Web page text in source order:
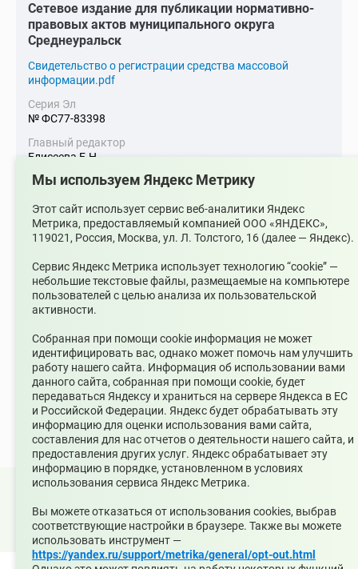
Cетевое издание для публикации нормативно-
правовых актов муниципального округа
Среднеуральск
Cвидетельство о регистрации средства массовой
информации.pdf
Серия Эл
№ ФС77-83398
Главный редактор
Елисеева Е.Н.
Адрес электронной почты
Номер телефона редакции
+7(34368)7-56-27
Муниципальное казенное учреждение «Управление по
связям с общественностью муниципального округа
Среднеуральск»
Федеральной службой по надзору в сфере связи,
информационных технологий и массовых коммуникаций
(Роскомнадзор) 10 июня 2022 г.
Возрастной ценз
12+
Мы используем Яндекс Метрику
Этот сайт использует сервис веб-аналитики Яндекс
Метрика, предоставляемый компанией ООО «ЯНДЕКС»,
119021, Россия, Москва, ул. Л. Толстого, 16 (далее — Яндекс).
Сервис Яндекс Метрика использует технологию “cookie” —
небольшие текстовые файлы, размещаемые на компьютере
пользователей с целью анализа их пользовательской
активности.
Собранная при помощи cookie информация не может
идентифицировать вас, однако может помочь нам улучшить
работу нашего сайта. Информация об использовании вами
данного сайта, собранная при помощи cookie, будет
передаваться Яндексу и храниться на сервере Яндекса в ЕС
и Российской Федерации. Яндекс будет обрабатывать эту
информацию для оценки использования вами сайта,
составления для нас отчетов о деятельности нашего сайта, и
предоставления других услуг. Яндекс обрабатывает эту
информацию в порядке, установленном в условиях
использования сервиса Яндекс Метрика.
Вы можете отказаться от использования cookies, выбрав
соответствующие настройки в браузере. Также вы можете
использовать инструмент —
https://yandex.ru/support/metrika/general/opt-out.html
Среднеуральск Свердловской области
Карта сайта
Архив